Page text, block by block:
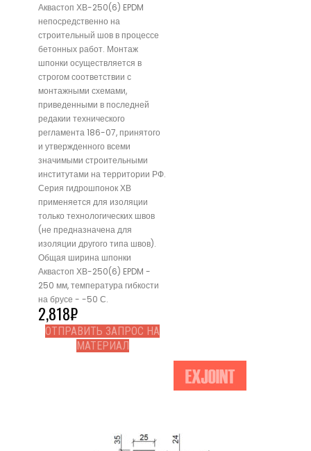
Аквастоп ХВ-250(6) EPDM
непосредственно на
строительный шов в процессе
бетонных работ. Монтаж
шпонки осуществляется в
строгом соответствии с
монтажными схемами,
приведенными в последней
редакии технического
регламента 186-07, принятого
и утвержденного всеми
значимыми строительными
институтами на территории РФ.
Серия гидрошпонок ХВ
применяется для изоляции
только технологических швов
(не предназначена для
изоляции другого типа швов).
Общая ширина шпонки
Аквастоп ХВ-250(6) EPDM -
250 мм, температура гибкости
на брусе - -50 С.
2,818₽
ОТПРАВИТЬ ЗАПРОС НА
МАТЕРИАЛ